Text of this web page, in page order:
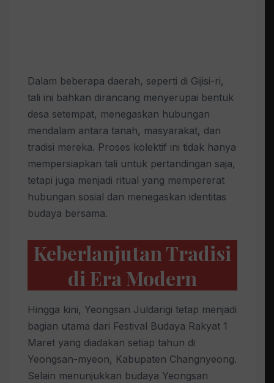
Dalam beberapa daerah, seperti di Gijisi-ri,
tali ini bahkan dirancang menyerupai bentuk
desa setempat, menegaskan hubungan
mendalam antara tanah, masyarakat, dan
tradisi mereka. Proses kolektif ini tidak hanya
mempersiapkan tali untuk pertandingan saja,
tetapi juga menjadi ritual yang mempererat
hubungan sosial dan menegaskan identitas
budaya bersama.
Keberlanjutan Tradisi
di Era Modern
Hingga kini, Yeongsan Juldarigi tetap menjadi
bagian utama dari Festival Budaya Rakyat 1
Maret yang diadakan setiap tahun di
Yeongsan-myeon, Kabupaten Changnyeong.
Selain menunjukkan budaya Yeongsan